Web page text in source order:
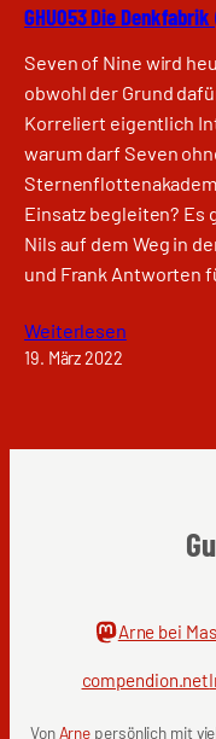
GHU053 Die
Seven of Nine wird
obwohl der Grund
Korreliert eigentlich
warum darf Seven
Einsatz begleiten? Es
Nils auf dem Weg in
und Frank Antworten
Weiterlesen
19. März 2022
Arne bei
compendion.net
VonArne persönlich mit